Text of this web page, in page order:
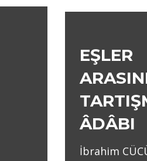
EŞLER
ÂDÂBI
İbrahim